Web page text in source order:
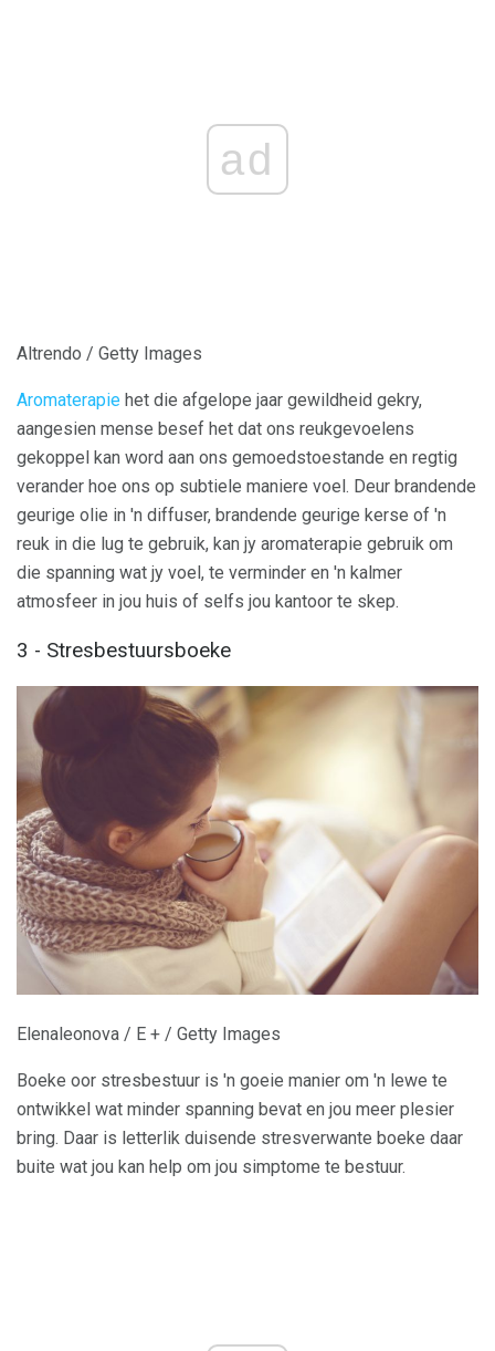
ad
Altrendo / Getty Images
Aromaterapie het die afgelope jaar gewildheid gekry,
aangesien mense besef het dat ons reukgevoelens
gekoppel kan word aan ons gemoedstoestande en regtig
verander hoe ons op subtiele maniere voel. Deur brandende
geurige olie in 'n diffuser, brandende geurige kerse of 'n
reuk in die lug te gebruik, kan jy aromaterapie gebruik om
die spanning wat jy voel, te verminder en 'n kalmer
atmosfeer in jou huis of selfs jou kantoor te skep.
3 - Stresbestuursboeke
Elenaleonova / E + / Getty Images
Boeke oor stresbestuur is 'n goeie manier om 'n lewe te
ontwikkel wat minder spanning bevat en jou meer plesier
bring. Daar is letterlik duisende stresverwante boeke daar
buite wat jou kan help om jou simptome te bestuur.